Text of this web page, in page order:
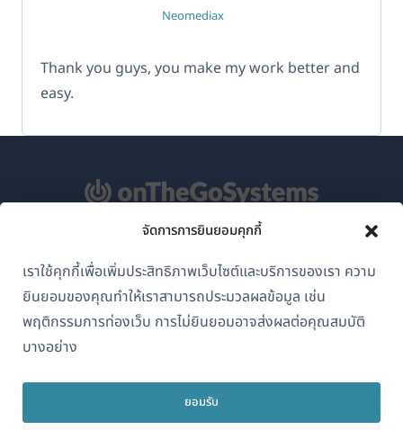
จัดการการยินยอมคุกกี้
เราใช้คุกกี้เพื่อเพิ่มประสิทธิภาพเว็บไซต์และบริการของเรา ความ
ยินยอมของคุณทำให้เราสามารถประมวลผลข้อมูล เช่น
พฤติกรรมการท่องเว็บ การไม่ยินยอมอาจส่งผลต่อคุณสมบัติ
บางอย่าง
ยอมรับ
Neomediax
Thank you guys, you make my work better and
easy.
ไทย
GDPR และนโยบายความเป็นส่วนตัว
เข้าร่วมทีมของเรา(เปิด
ใน
หน้าต่าง
ใหม่)
ใน
หน้าต่าง
ใหม่)
ใน
ใหม่)